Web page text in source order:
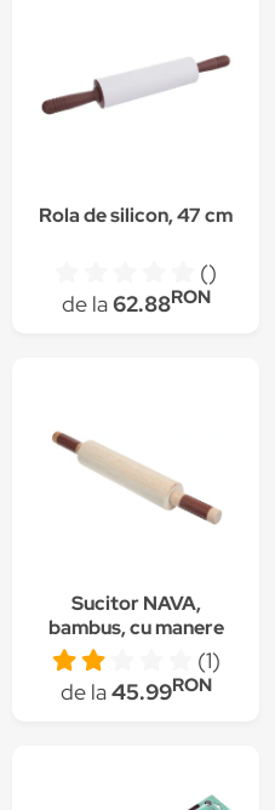
Rola de silicon, 47 cm
()
de la62.88RON
Sucitor NAVA,
bambus, cu manere
din silicon, 45.5cm
(1)
de la45.99RON